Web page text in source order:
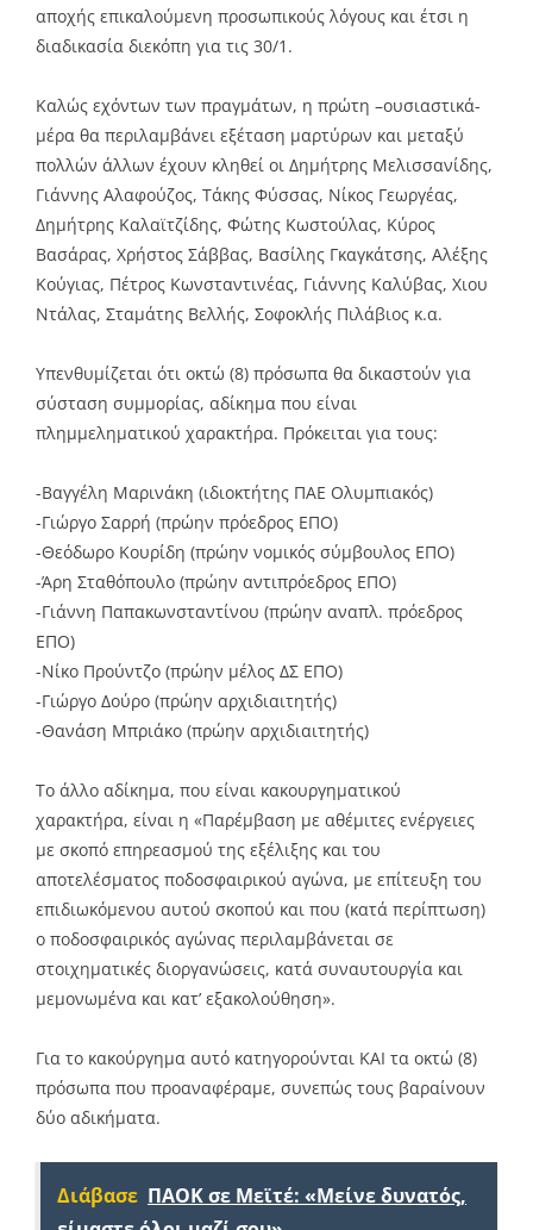
αποχής επικαλούμενη προσωπικούς λόγους και έτσι η
διαδικασία διεκόπη για τις 30/1.
Καλώς εχόντων των πραγμάτων, η πρώτη –ουσιαστικά-
μέρα θα περιλαμβάνει εξέταση μαρτύρων και μεταξύ
πολλών άλλων έχουν κληθεί οι Δημήτρης Μελισσανίδης,
Γιάννης Αλαφούζος, Τάκης Φύσσας, Νίκος Γεωργέας,
Δημήτρης Καλαϊτζίδης, Φώτης Κωστούλας, Κύρος
Βασάρας, Χρήστος Σάββας, Βασίλης Γκαγκάτσης, Αλέξης
Κούγιας, Πέτρος Κωνσταντινέας, Γιάννης Καλύβας, Χιου
Ντάλας, Σταμάτης Βελλής, Σοφοκλής Πιλάβιος κ.α.
Υπενθυμίζεται ότι οκτώ (8) πρόσωπα θα δικαστούν για
σύσταση συμμορίας, αδίκημα που είναι
πλημμεληματικού χαρακτήρα. Πρόκειται για τους:
-Βαγγέλη Μαρινάκη (ιδιοκτήτης ΠΑΕ Ολυμπιακός)
-Γιώργο Σαρρή (πρώην πρόεδρος ΕΠΟ)
-Θεόδωρο Κουρίδη (πρώην νομικός σύμβουλος ΕΠΟ)
-Άρη Σταθόπουλο (πρώην αντιπρόεδρος ΕΠΟ)
-Γιάννη Παπακωνσταντίνου (πρώην αναπλ. πρόεδρος
ΕΠΟ)
-Νίκο Προύντζο (πρώην μέλος ΔΣ ΕΠΟ)
-Γιώργο Δούρο (πρώην αρχιδιαιτητής)
-Θανάση Μπριάκο (πρώην αρχιδιαιτητής)
Το άλλο αδίκημα, που είναι κακουργηματικού
χαρακτήρα, είναι η «Παρέμβαση με αθέμιτες ενέργειες
με σκοπό επηρεασμού της εξέλιξης και του
αποτελέσματος ποδοσφαιρικού αγώνα, με επίτευξη του
επιδιωκόμενου αυτού σκοπού και που (κατά περίπτωση)
ο ποδοσφαιρικός αγώνας περιλαμβάνεται σε
στοιχηματικές διοργανώσεις, κατά συναυτουργία και
μεμονωμένα και κατ’ εξακολούθηση».
Για το κακούργημα αυτό κατηγορούνται ΚΑΙ τα οκτώ (8)
πρόσωπα που προαναφέραμε, συνεπώς τους βαραίνουν
δύο αδικήματα.
Διάβασε ΠΑΟΚ σε Μεϊτέ: «Μείνε δυνατός,